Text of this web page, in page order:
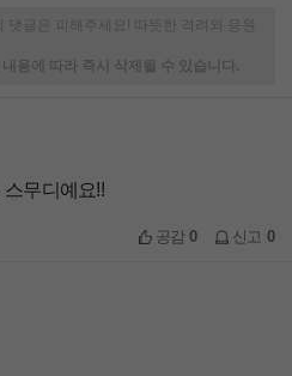
글은 피해주세요! 따뜻한 격려와 응원
용에 따라 즉시 삭제될 수 있습니다.
무디예요!!
공감0 신고 0